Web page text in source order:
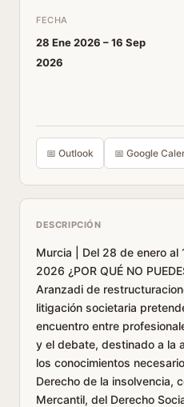
FECHA
28 Ene 2026 –16 Sep
2026
📅 Outlook 📅 Google
DESCRIPCIÓN
Murcia | Del 28 de enero
2026 ¿POR QUÉ NO
Aranzadi de
litigación societaria
encuentro entre
y el debate, destinado a la
los conocimientos
Derecho de la insolvencia,
Mercantil, del Derecho